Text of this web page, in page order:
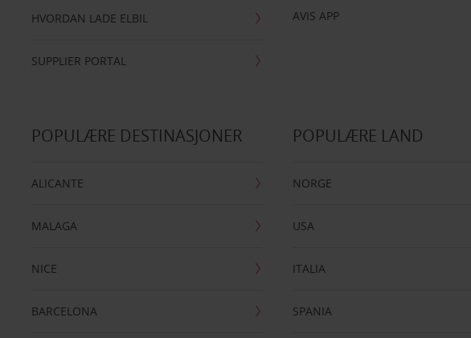
HVORDAN LADE ELBIL
SUPPLIER PORTAL
AVIS APP
POPULÆRE DESTINASJONER
ALICANTE
MALAGA
NICE
BARCELONA
POPULÆRE LAND
NORGE
USA
ITALIA
SPANIA